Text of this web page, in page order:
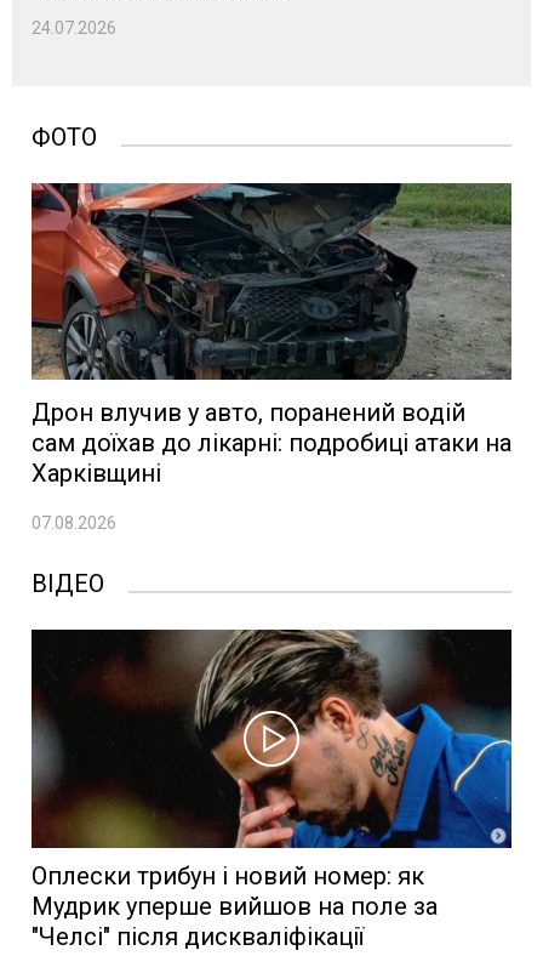
24.07.2026
ФОТО
Дрон влучив у авто, поранений водій
сам доїхав до лікарні: подробиці атаки на
Харківщині
07.08.2026
ВІДЕО
Оплески трибун і новий номер: як
Мудрик уперше вийшов на поле за
"Челсі" після дискваліфікації